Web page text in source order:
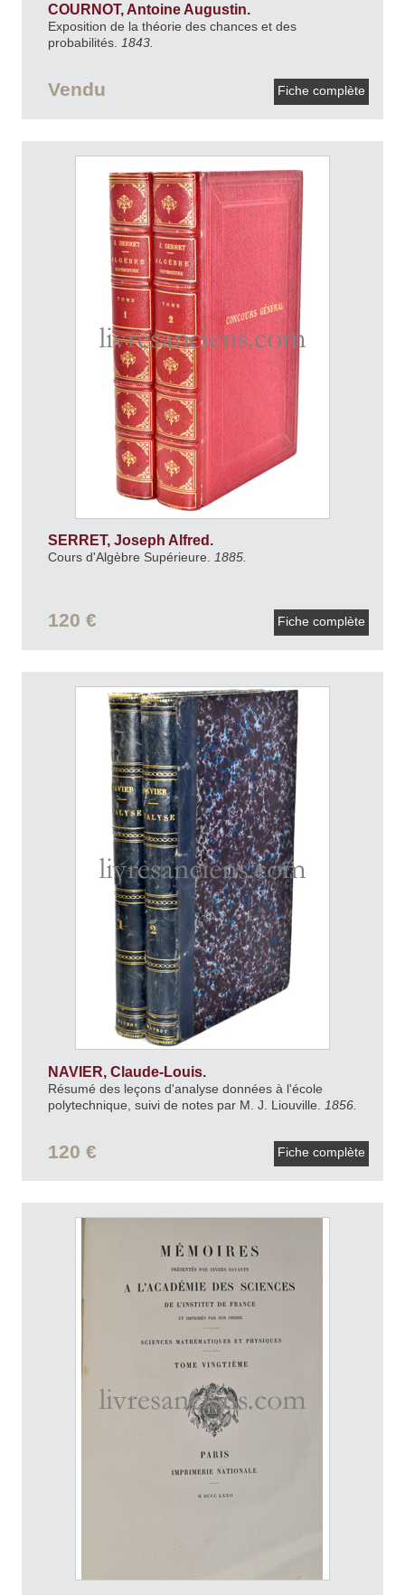
COURNOT, Antoine Augustin.
Exposition de la théorie des chances et des
probabilités.
1843.
Vendu Fiche complète
SERRET, Joseph Alfred.
Cours d'Algèbre Supérieure. 1885.
120 € Fiche complète
NAVIER, Claude-Louis.
Résumé des leçons d'analyse données à l'école
polytechnique, suivi de notes par M. J. Liouville.
1856.
120 € Fiche complète